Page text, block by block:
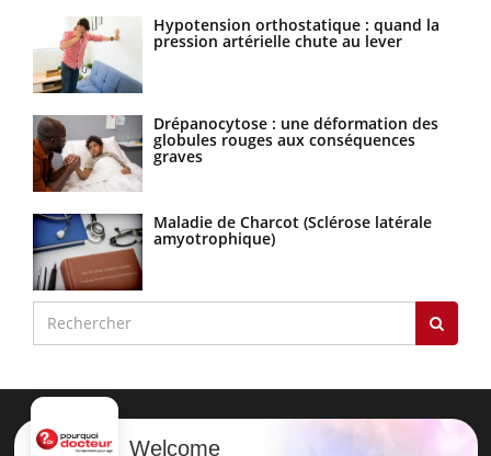
Hypotension orthostatique : quand la
pression artérielle chute au lever
Drépanocytose : une déformation des
globules rouges aux conséquences
graves
Maladie de Charcot (Sclérose latérale
amyotrophique)
Welcome